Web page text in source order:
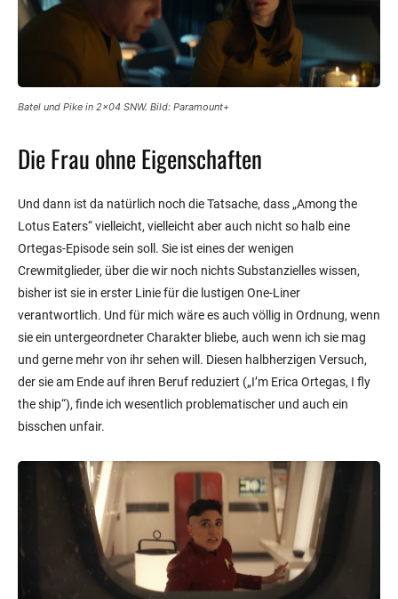
Batel und Pike in 2×04 SNW. Bild: Paramount+
Die Frau ohne Eigenschaften
Und dann ist da natürlich noch die Tatsache, dass „Among the
Lotus Eaters“ vielleicht, vielleicht aber auch nicht so halb eine
Ortegas-Episode sein soll. Sie ist eines der wenigen
Crewmitglieder, über die wir noch nichts Substanzielles wissen,
bisher ist sie in erster Linie für die lustigen One-Liner
verantwortlich. Und für mich wäre es auch völlig in Ordnung, wenn
sie ein untergeordneter Charakter bliebe, auch wenn ich sie mag
und gerne mehr von ihr sehen will. Diesen halbherzigen Versuch,
der sie am Ende auf ihren Beruf reduziert („I’m Erica Ortegas, I fly
the ship“), finde ich wesentlich problematischer und auch ein
bisschen unfair.